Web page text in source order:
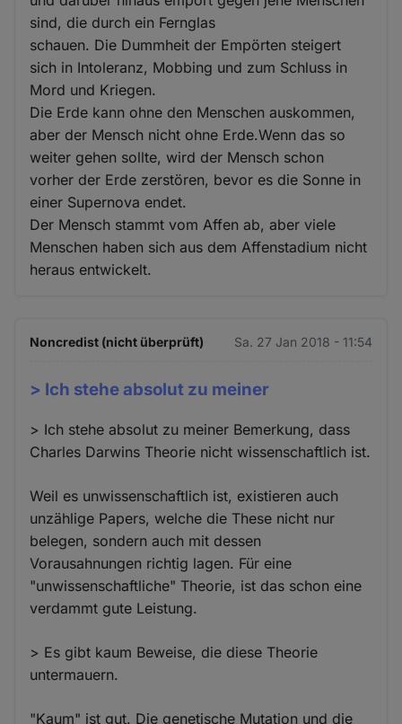
sind, die durch ein Fernglas
schauen. Die Dummheit der Empörten steigert
sich in Intoleranz, Mobbing und zum Schluss in
Mord und Kriegen.
Die Erde kann ohne den Menschen auskommen,
aber der Mensch nicht ohne Erde.Wenn das so
weiter gehen sollte, wird der Mensch schon
vorher der Erde zerstören, bevor es die Sonne in
einer Supernova endet.
Der Mensch stammt vom Affen ab, aber viele
Menschen haben sich aus dem Affenstadium nicht
heraus entwickelt.
Noncredist (nicht überprüft) Sa. 27 Jan 2018 - 11:54
> Ich stehe absolut zu meiner
> Ich stehe absolut zu meiner Bemerkung, dass
Charles Darwins Theorie nicht wissenschaftlich ist.
Weil es unwissenschaftlich ist, existieren auch
unzählige Papers, welche die These nicht nur
belegen, sondern auch mit dessen
Vorausahnungen richtig lagen. Für eine
"unwissenschaftliche" Theorie, ist das schon eine
verdammt gute Leistung.
> Es gibt kaum Beweise, die diese Theorie
untermauern.
"Kaum" ist gut. Die genetische Mutation und die